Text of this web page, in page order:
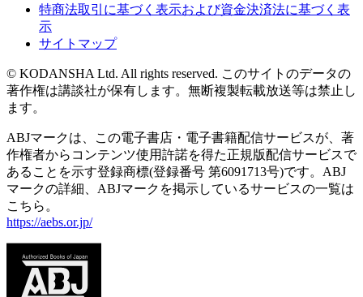
特商法取引に基づく表示および資金決済法に基づく表
示
サイトマップ
© KODANSHA Ltd. All rights reserved. このサイトのデータの
著作権は講談社が保有します。無断複製転載放送等は禁止し
ます。
ABJマークは、この電子書店・電子書籍配信サービスが、著
作権者からコンテンツ使用許諾を得た正規版配信サービスで
あることを示す登録商標(登録番号 第6091713号)です。ABJ
マークの詳細、ABJマークを掲示しているサービスの一覧は
こちら。
https://aebs.or.jp/